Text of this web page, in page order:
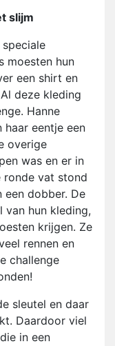
slijm
moesten hun
een shirt en
deze kleding
Hanne
eentje een
overige
was en er in
ronde vat stond
een dobber. De
hun kleding,
krijgen. Ze
rennen en
challenge
sleutel en daar
Daardoor viel
in een